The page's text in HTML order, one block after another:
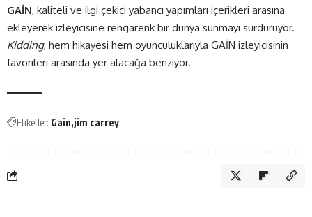
GAİN, kaliteli ve ilgi çekici yabancı yapımları içerikleri arasına
ekleyerek izleyicisine rengarenk bir dünya sunmayı sürdürüyor.
Kidding, hem hikayesi hem oyunculuklarıyla GAİN izleyicisinin
favorileri arasında yer alacağa benziyor.
Etiketler: Gain jim carrey